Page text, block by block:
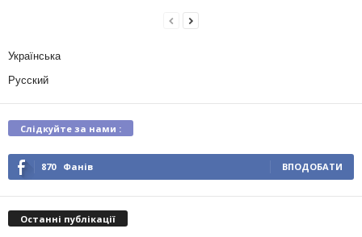
Українська
Русский
Слідкуйте за нами :
870 Фанів ВПОДОБАТИ
Останні публікації